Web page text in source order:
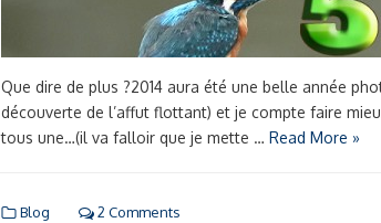
Que dire de plus ?2014 aura été une belle année
découverte de l’affut flottant) et je compte faire
tous une…(il va falloir que je mette … Read More »
Blog 2 Comments